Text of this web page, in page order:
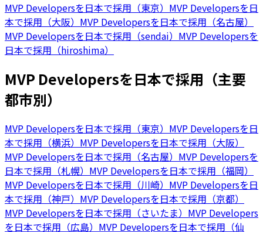
MVP Developersを日本で採用（東京） MVP Developersを日
本で採用（大阪） MVP Developersを日本で採用（名古屋）
MVP Developersを日本で採用（sendai） MVP Developersを
日本で採用（hiroshima）
MVP Developersを日本で採用（主要
都市別）
MVP Developersを日本で採用（東京） MVP Developersを日
本で採用（横浜） MVP Developersを日本で採用（大阪）
MVP Developersを日本で採用（名古屋） MVP Developersを
日本で採用（札幌） MVP Developersを日本で採用（福岡）
MVP Developersを日本で採用（川崎） MVP Developersを日
本で採用（神戸） MVP Developersを日本で採用（京都）
MVP Developersを日本で採用（さいたま） MVP Developers
を日本で採用（広島） MVP Developersを日本で採用（仙